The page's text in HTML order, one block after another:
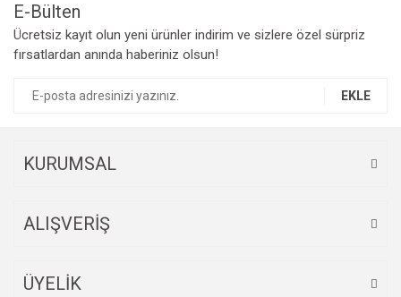
E-Bülten
Ücretsiz kayıt olun yeni ürünler indirim ve sizlere özel sürpriz
fırsatlardan anında haberiniz olsun!
EKLE
KURUMSAL
ALIŞVERİŞ
ÜYELİK